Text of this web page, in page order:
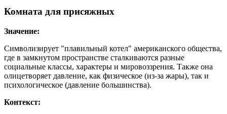
Комната для присяжных
Значение:
Символизирует "плавильный котел" американского общества,
где в замкнутом пространстве сталкиваются разные
социальные классы, характеры и мировоззрения. Также она
олицетворяет давление, как физическое (из-за жары), так и
психологическое (давление большинства).
Контекст: